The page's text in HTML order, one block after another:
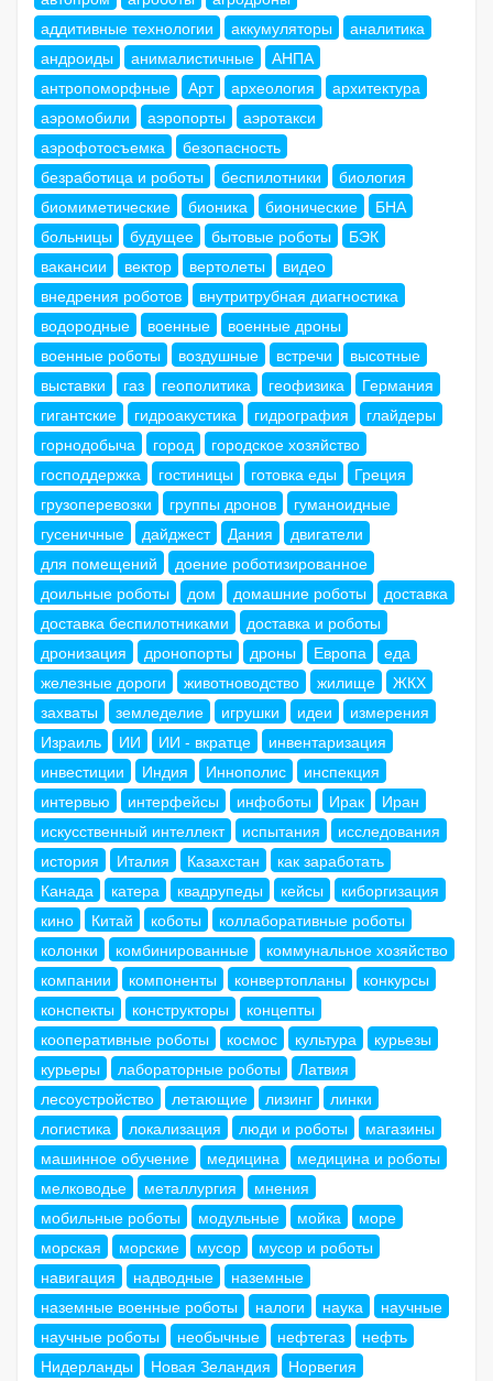
аддитивные технологии
аккумуляторы
аналитика
андроиды
анималистичные
АНПА
антропоморфные
Арт археология
архитектура
аэромобили
аэропорты
аэротакси
аэрофотосъемка
безопасность
безработица и роботы
беспилотники
биология
биомиметические
бионика бионические
БНА
больницы
будущее бытовые роботы
БЭК
вакансии
вектор вертолеты
видео
внедрения роботов
внутритрубная диагностика
водородные
военные
военные дроны
военные роботы
воздушные встречи
высотные
выставки
газ геополитика геофизика
Германия
гигантские
гидроакустика гидрография
глайдеры
горнодобыча
город
городское хозяйство
господдержка
гостиницы готовка еды
Греция
грузоперевозки
группы дронов
гуманоидные
гусеничные
дайджест Дания
двигатели
для помещений
доение роботизированное
доильные роботы
дом домашние роботы
доставка
доставка беспилотниками
доставка и роботы
дронизация
дронопорты дроны Европа
еда
железные дороги
животноводство жилище
ЖКХ
захваты
земледелие игрушки идеи
измерения
Израиль
ИИ ИИ - вкратце
инвентаризация
инвестиции
Индия Иннополис
инспекция
интервью
интерфейсы инфоботы Ирак
Иран
искусственный интеллект
испытания
исследования
история
Италия Казахстан
как заработать
Канада
катера квадрупеды кейсы
киборгизация
кино
Китай коботы
коллаборативные роботы
колонки
комбинированные
коммунальное хозяйство
компании
компоненты конвертопланы
конкурсы
конспекты
конструкторы
концепты
кооперативные роботы
космос культура
курьезы
курьеры
лабораторные роботы
Латвия
лесоустройство
летающие лизинг
линки
логистика
локализация люди и роботы
магазины
машинное обучение
медицина
медицина и роботы
мелководье
металлургия
мнения
мобильные роботы
модульные мойка
море
морская
морские мусор
мусор и роботы
навигация
надводные
наземные
наземные военные роботы
налоги наука
научные
научные роботы
необычные нефтегаз
нефть
Нидерланды
Новая Зеландия
Норвегия